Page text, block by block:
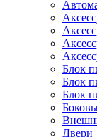
Блок
Блок
Блок
Двери